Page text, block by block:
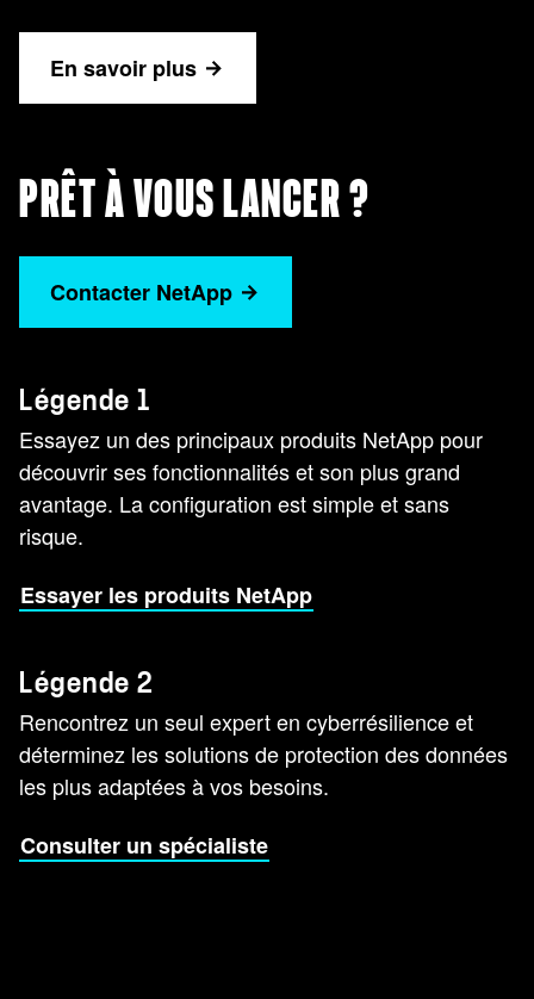
En savoir plus
PRÊT À VOUS LANCER ?
Contacter NetApp
Légende 1
Essayez un des principaux produits NetApp pour
découvrir ses fonctionnalités et son plus grand
avantage. La configuration est simple et sans
risque.
Essayer les produits NetApp
Légende 2
Rencontrez un seul expert en cyberrésilience et
déterminez les solutions de protection des données
les plus adaptées à vos besoins.
Consulter un spécialiste